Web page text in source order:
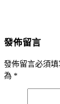
發佈留言
發佈留言必須
為 *